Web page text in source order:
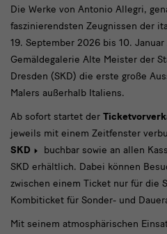
Die
Werke
von
Antonio
Die Werke von Antonio Allegri,
faszinierendsten Zeugnissen der
19. September 2026 bis 10.
Gemäldegalerie Alte Meister der
Dresden (SKD) die erste große
Malers außerhalb Italiens.
Ab sofort startet der
jeweils mit einem Zeitfenster
SKD
buchbar sowie an allen
SKD erhältlich. Dabei können
zwischen einem Ticket nur für die
Kombiticket für Sonder- und
Mit seinem atmosphärischen